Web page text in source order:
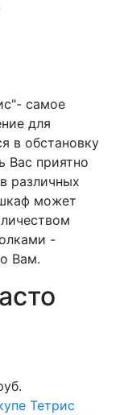
самое
для
в обстановку
Вас приятно
различных
может
-
Вам.
Тетрис